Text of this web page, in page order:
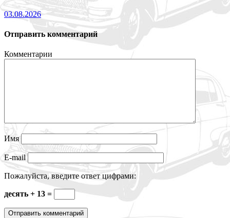
03.08.2026
Отправить комментарий
Комментарии
Имя
E-mail
Пожалуйста, введите ответ цифрами:
десять + 13 =